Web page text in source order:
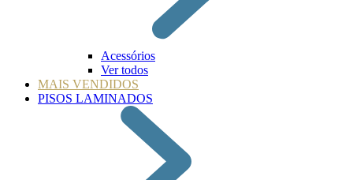
Acessórios
Ver todos
MAIS VENDIDOS
PISOS LAMINADOS